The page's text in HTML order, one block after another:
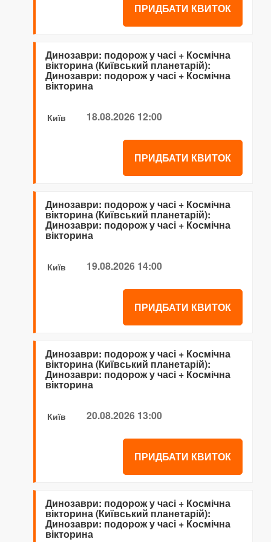
ПРИДБАТИ КВИТОК
Динозаври: подорож у часі + Космічна
вікторина (Київський планетарій):
Динозаври: подорож у часі + Космічна
вікторина
Київ 18.08.2026 12:00
ПРИДБАТИ КВИТОК
Динозаври: подорож у часі + Космічна
вікторина (Київський планетарій):
Динозаври: подорож у часі + Космічна
вікторина
Київ 19.08.2026 14:00
ПРИДБАТИ КВИТОК
Динозаври: подорож у часі + Космічна
вікторина (Київський планетарій):
Динозаври: подорож у часі + Космічна
вікторина
Київ 20.08.2026 13:00
ПРИДБАТИ КВИТОК
Динозаври: подорож у часі + Космічна
вікторина (Київський планетарій):
Динозаври: подорож у часі + Космічна
вікторина